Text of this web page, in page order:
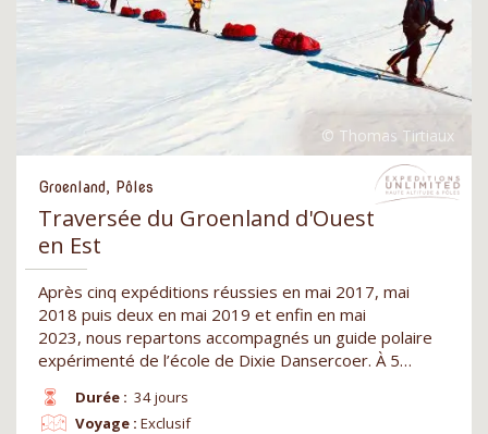
Groenland, Pôles
Traversée du Groenland d'Ouest
en Est
Après cinq expéditions réussies en mai 2017, mai
2018 puis deux en mai 2019 et enfin en mai
2023, nous repartons accompagnés un guide polaire
expérimenté de l’école de Dixie Dansercoer. À 5…
Durée : 34 jours
Voyage : Exclusif